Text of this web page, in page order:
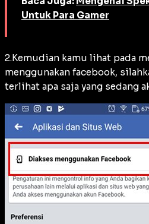
Untuk Para Gamer
2.Kemudian kamu lihat pada
menggunakan facebook,
terlihat apa saja yang sedang